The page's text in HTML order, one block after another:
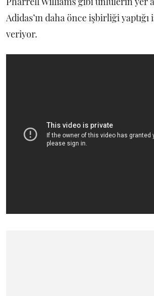
Adidas’ın daha önce işbirliği
veriyor.